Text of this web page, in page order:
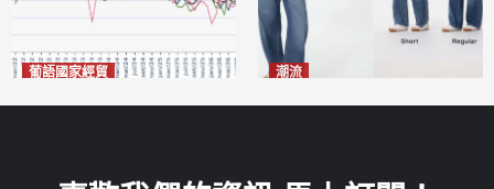
葡語國家經貿 潮流